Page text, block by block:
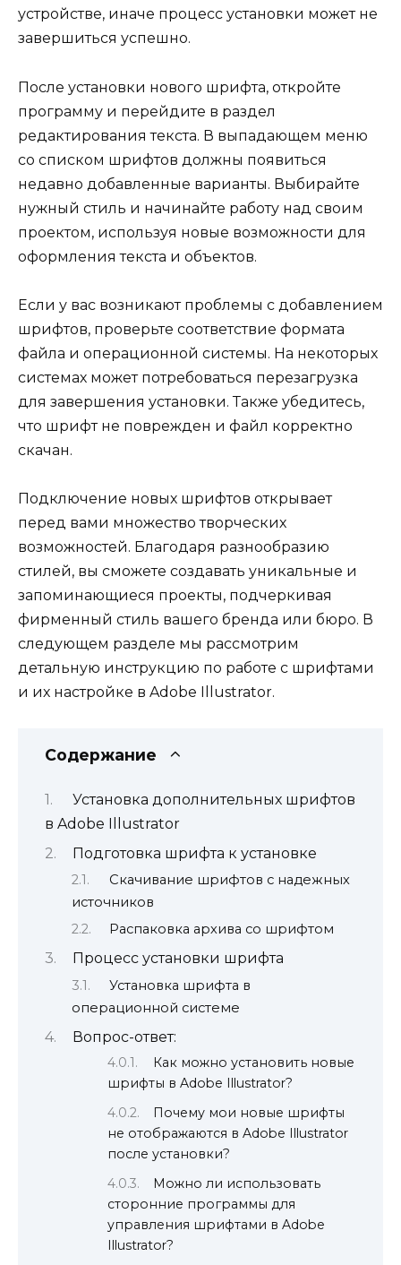
устройстве, иначе процесс установки может не
завершиться успешно.
После установки нового шрифта, откройте
программу и перейдите в раздел
редактирования текста. В выпадающем меню
со списком шрифтов должны появиться
недавно добавленные варианты. Выбирайте
нужный стиль и начинайте работу над своим
проектом, используя новые возможности для
оформления текста и объектов.
Если у вас возникают проблемы с добавлением
шрифтов, проверьте соответствие формата
файла и операционной системы. На некоторых
системах может потребоваться перезагрузка
для завершения установки. Также убедитесь,
что шрифт не поврежден и файл корректно
скачан.
Подключение новых шрифтов открывает
перед вами множество творческих
возможностей. Благодаря разнообразию
стилей, вы сможете создавать уникальные и
запоминающиеся проекты, подчеркивая
фирменный стиль вашего бренда или бюро. В
следующем разделе мы рассмотрим
детальную инструкцию по работе с шрифтами
и их настройке в Adobe Illustrator.
Содержание
Установка дополнительных шрифтов
в Adobe Illustrator
Подготовка шрифта к установке
Скачивание шрифтов с надежных
источников
Распаковка архива со шрифтом
Процесс установки шрифта
Установка шрифта в
операционной системе
Вопрос-ответ:
Как можно установить новые
шрифты в Adobe Illustrator?
Почему мои новые шрифты
не отображаются в Adobe Illustrator
после установки?
Можно ли использовать
сторонние программы для
управления шрифтами в Adobe
Illustrator?